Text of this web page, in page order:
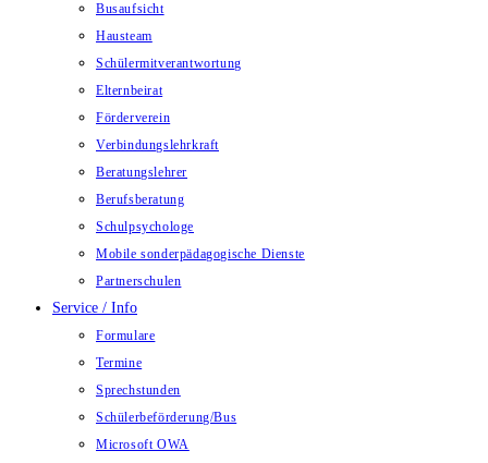
Busaufsicht
Hausteam
Schülermitverantwortung
Elternbeirat
Förderverein
Verbindungslehrkraft
Beratungslehrer
Berufsberatung
Schulpsychologe
Mobile sonderpädagogische Dienste
Partnerschulen
Service / Info
Formulare
Termine
Sprechstunden
Schülerbeförderung/Bus
Microsoft OWA